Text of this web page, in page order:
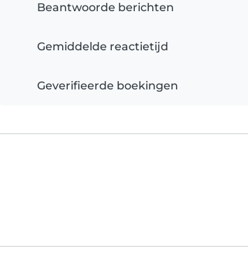
Beantwoorde berichten
Gemiddelde reactietijd
Geverifieerde boekingen